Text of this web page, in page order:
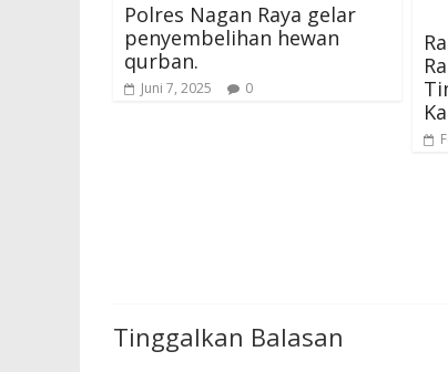
Polres Nagan Raya gelar
penyembelihan hewan
qurban.
Juni 7, 2025 0
Tinggalkan Balasan